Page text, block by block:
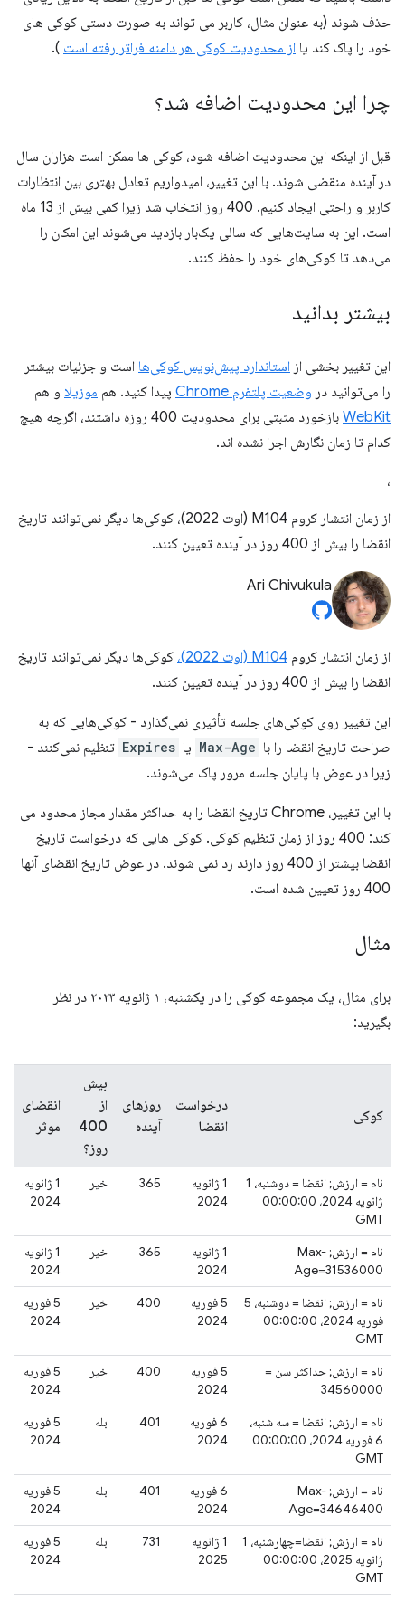
حذف شوند (به عنوان مثال، کاربر می تواند به صورت دستی کوکی های
خود را پاک کند یا از محدودیت کوکی هر دامنه فراتر رفته است ).
چرا این محدودیت اضافه شد؟
قبل از اینکه این محدودیت اضافه شود، کوکی ها ممکن است هزاران سال
در آینده منقضی شوند. با این تغییر، امیدواریم تعادل بهتری بین انتظارات
کاربر و راحتی ایجاد کنیم. 400 روز انتخاب شد زیرا کمی بیش از 13 ماه
است. این به سایت‌هایی که سالی یک‌بار بازدید می‌شوند این امکان را
می‌دهد تا کوکی‌های خود را حفظ کنند.
بیشتر بدانید
این تغییر بخشی از استاندارد پیش‌نویس کوکی‌ها است و جزئیات بیشتر
را می‌توانید در وضعیت پلتفرم Chrome پیدا کنید. هم موزیلا و هم
WebKit
بازخورد مثبتی برای محدودیت 400 روزه داشتند، اگرچه هیچ
کدام تا زمان نگارش اجرا نشده اند.
،
از زمان انتشار کروم M104 (اوت 2022)، کوکی‌ها دیگر نمی‌توانند تاریخ
انقضا را بیش از 400 روز در آینده تعیین کنند.
Ari Chivukula
از زمان انتشار کروم M104 (اوت 2022)،
کوکی‌ها دیگر نمی‌توانند تاریخ
انقضا را بیش از 400 روز در آینده تعیین کنند.
این تغییر روی کوکی‌های جلسه تأثیری نمی‌گذارد - کوکی‌هایی که به
صراحت تاریخ انقضا را با Max-Age یا Expires تنظیم نمی‌کنند -
زیرا در عوض با پایان جلسه مرور پاک می‌شوند.
با این تغییر، Chrome تاریخ انقضا را به حداکثر مقدار مجاز محدود می
کند: 400 روز از زمان تنظیم کوکی. کوکی هایی که درخواست تاریخ
انقضا بیشتر از 400 روز دارند رد نمی شوند. در عوض تاریخ انقضای آنها
400 روز تعیین شده است.
مثال
برای مثال، یک مجموعه کوکی را در یکشنبه، ۱ ژانویه ۲۰۲۳ در نظر
بگیرید:
کوکی
درخواست
انقضا
روزهای
آینده
بیش
از
400
روز؟
انقضای
موثر
نام = ارزش; انقضا = دوشنبه، 1
ژانویه 2024، 00:00:00
GMT
1 ژانویه
2024
365 خیر
1 ژانویه
2024
نام = ارزش; Max-
Age=31536000
1 ژانویه
2024
365 خیر
1 ژانویه
2024
نام = ارزش; انقضا = دوشنبه، 5
فوریه 2024، 00:00:00
GMT
5 فوریه
2024
400 خیر
5 فوریه
2024
نام = ارزش; حداکثر سن =
34560000
5 فوریه
2024
400 خیر
5 فوریه
2024
نام = ارزش; انقضا = سه شنبه،
6 فوریه 2024، 00:00:00
GMT
6 فوریه
2024
401 بله
5 فوریه
2024
نام = ارزش; Max-
Age=34646400
6 فوریه
2024
401 بله
5 فوریه
2024
نام = ارزش; انقضا=چهارشنبه، 1
ژانویه 2025، 00:00:00
GMT
1 ژانویه
2025
731 بله
5 فوریه
2024